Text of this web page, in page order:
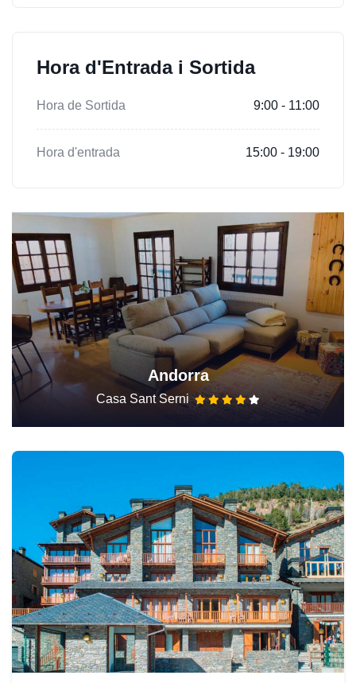
Hora d'Entrada i Sortida
Hora de Sortida 9:00 - 11:00
Hora d'entrada 15:00 - 19:00
Andorra
Casa Sant Serni